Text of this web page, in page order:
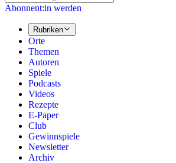
Abonnent:in werden
Rubriken
Orte
Themen
Autoren
Spiele
Podcasts
Videos
Rezepte
E-Paper
Club
Gewinnspiele
Newsletter
Archiv